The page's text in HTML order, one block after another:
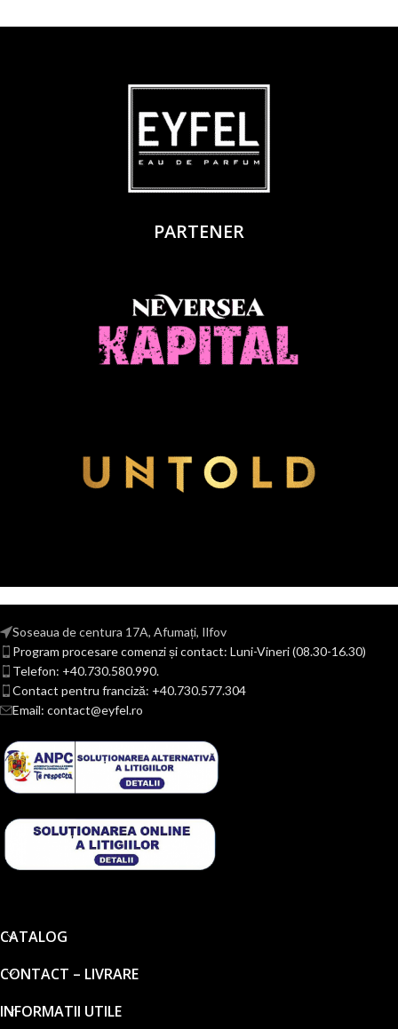
PARTENER
Soseaua de centura 17A, Afumați, Ilfov
Program procesare comenzi și contact: Luni-Vineri (08.30-16.30)
Telefon: +40.730.580.990.
Contact pentru franciză: +40.730.577.304
Email: contact@eyfel.ro
CATALOG
CONTACT – LIVRARE
INFORMATII UTILE